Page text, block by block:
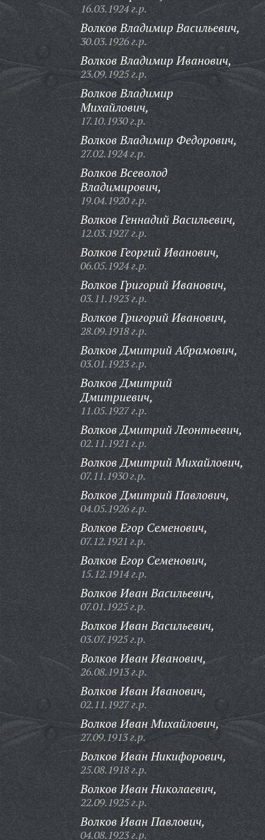
16.03.1924 г.р.
Волков Владимир Васильевич,
30.03.1926 г.р.
Волков Владимир Иванович,
23.09.1925 г.р.
Волков Владимир
Михайлович,
17.10.1930 г.р.
Волков Владимир Федорович,
27.02.1924 г.р.
Волков Всеволод
Владимирович,
19.04.1920 г.р.
Волков Геннадий Васильевич,
12.03.1927 г.р.
Волков Георгий Иванович,
06.05.1924 г.р.
Волков Григорий Иванович,
03.11.1923 г.р.
Волков Григорий Иванович,
28.09.1918 г.р.
Волков Дмитрий Абрамович,
03.01.1923 г.р.
Волков Дмитрий
Дмитриевич,
11.05.1927 г.р.
Волков Дмитрий Леонтьевич,
02.11.1921 г.р.
Волков Дмитрий Михайлович,
07.11.1930 г.р.
Волков Дмитрий Павлович,
04.05.1926 г.р.
Волков Егор Семенович,
07.12.1921 г.р.
Волков Егор Семенович,
15.12.1914 г.р.
Волков Иван Васильевич,
07.01.1925 г.р.
Волков Иван Васильевич,
03.07.1925 г.р.
Волков Иван Иванович,
26.08.1913 г.р.
Волков Иван Иванович,
02.11.1927 г.р.
Волков Иван Михайлович,
27.09.1913 г.р.
Волков Иван Никифорович,
25.08.1918 г.р.
Волков Иван Николаевич,
22.09.1925 г.р.
Волков Иван Павлович,
04.08.1923 г.р.